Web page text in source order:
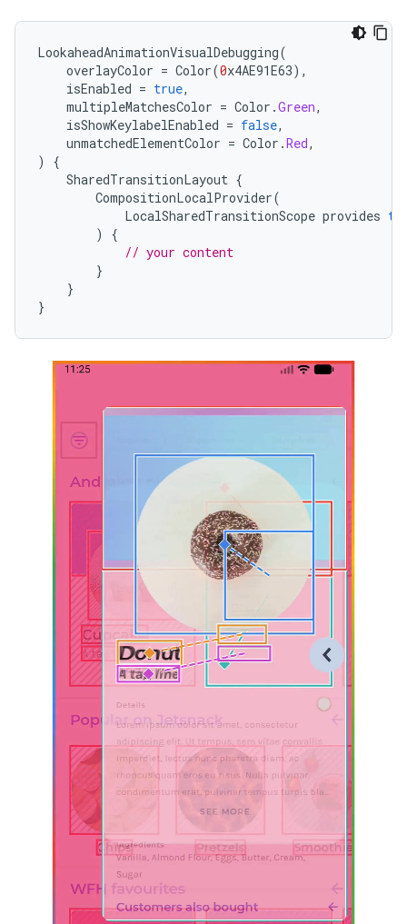
LookaheadAnimationVisualDebugging(
overlayColor = Color(0x4AE91E63),
isEnabled = true,
multipleMatchesColor = Color .Green,
isShowKeylabelEnabled = false,
unmatchedElementColor = Color .Red,
)
{
SharedTransitionLayout {
CompositionLocalProvider(
LocalSharedTransitionScope provides
)
{
// your content
}
}
}